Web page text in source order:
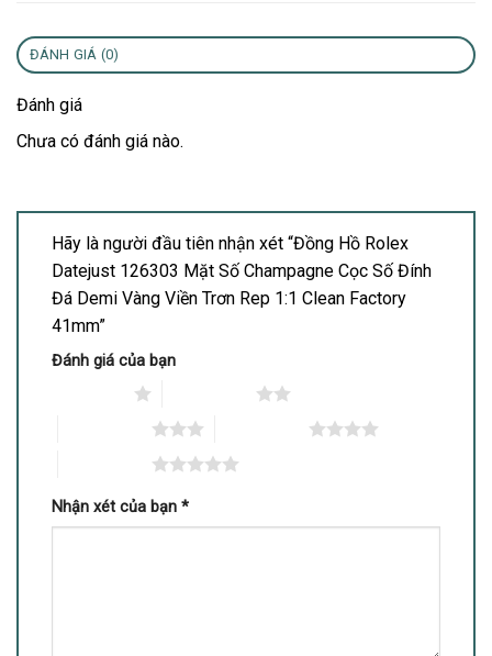
ĐÁNH GIÁ (0)
Đánh giá
Chưa có đánh giá nào.
Hãy là người đầu tiên nhận xét “Đồng Hồ Rolex
Datejust 126303 Mặt Số Champagne Cọc Số Đính
Đá Demi Vàng Viền Trơn Rep 1:1 Clean Factory
41mm”
Đánh giá của bạn
Nhận xét của bạn *